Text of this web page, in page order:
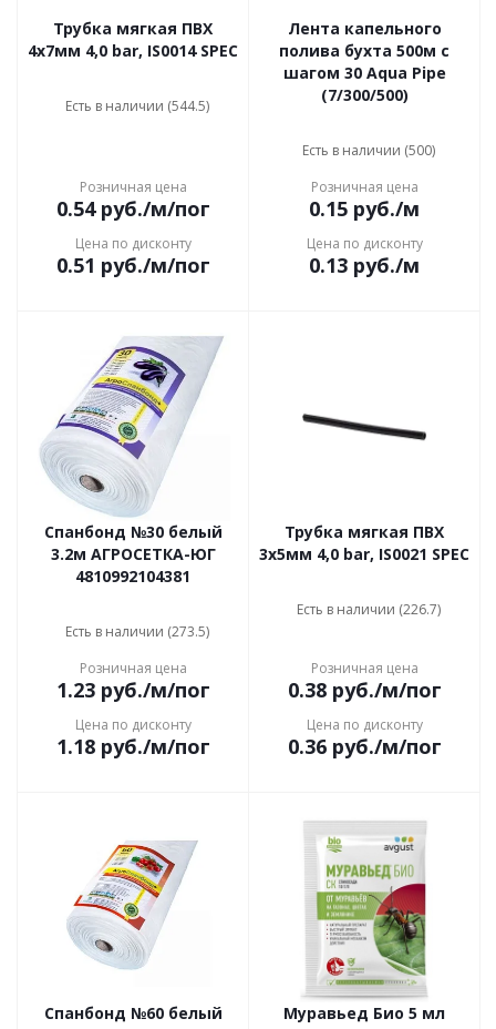
Трубка мягкая ПВХ
4х7мм 4,0 bar, IS0014 SPEC
Есть в наличии (544.5)
Розничная цена
0.54руб./м/пог
Цена по дисконту
0.51 руб./м/пог
Лента капельного
полива бухта 500м с
шагом 30 Aqua Pipe
(7/300/500)
Есть в наличии (500)
Розничная цена
0.15 руб./м
Цена по дисконту
0.13 руб./м
Спанбонд №30 белый
3.2м АГРОСЕТКА-ЮГ
4810992104381
Есть в наличии (273.5)
Розничная цена
1.23руб./м/пог
Цена по дисконту
1.18руб./м/пог
Трубка мягкая ПВХ
3х5мм 4,0 bar, IS0021 SPEC
Есть в наличии (226.7)
Розничная цена
0.38руб./м/пог
Цена по дисконту
0.36руб./м/пог
Спанбонд №60 белый
Муравьед Био 5 мл